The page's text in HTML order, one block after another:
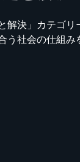
解決」カテゴ
う社会の仕組